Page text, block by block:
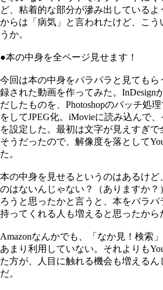
ど、粘着的な部分が滲み出している
からは「病気」と言われたけど、こう
うか。
●本の中身を全ページ見せます！
今回は本の中身をパラパラと見てもら
録された動画を作ってみた。InDesign
だしたものを、Photoshopのバッチ処
をしてJPEG化。iMovieに読み込んで
を設定した。最初は文字が見えすぎで
そうだったので、解像度を落として
た。
本の中身を見せるというのはあるけど
のはないんじゃない？（ありますか
ろうと思ったかと言うと、本をパラ
持ってくれる人も増えると思ったから
Amazonなんかでも、「なか見！検索
あまり利用していない。それよりも
た方が、人目に触れる機会も増える
だ。